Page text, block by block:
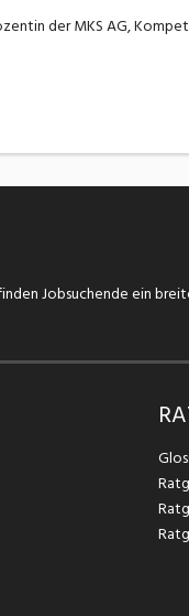
der MKS AG,
Jobsuchende ein